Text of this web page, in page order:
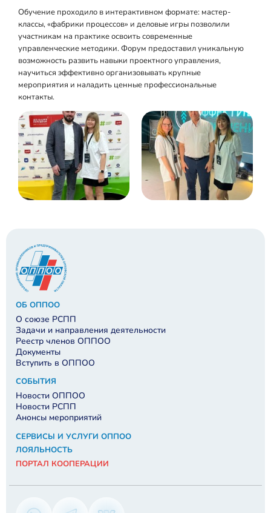
Обучение проходило в интерактивном формате: мастер-
классы, «фабрики процессов» и деловые игры позволили
участникам на практике освоить современные
управленческие методики. Форум предоставил уникальную
возможность развить навыки проектного управления,
научиться эффективно организовывать крупные
мероприятия и наладить ценные профессиональные
контакты.
ОБ ОППОО
О союзе РСПП
Задачи и направления деятельности
Реестр членов ОППОО
Документы
Вступить в ОППОО
СОБЫТИЯ
Новости ОППОО
Новости РСПП
Анонсы мероприятий
СЕРВИСЫ И УСЛУГИ ОППОО
ЛОЯЛЬНОСТЬ
ПОРТАЛ КООПЕРАЦИИ